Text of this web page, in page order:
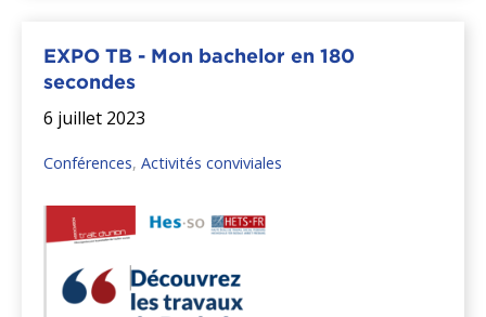
EXPO TB - Mon bachelor en 180
secondes
6 juillet 2023
Conférences, Activités conviviales